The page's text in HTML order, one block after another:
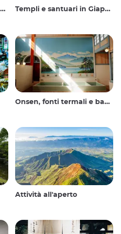
Templi e santuari in Giappone
Onsen, fonti termali e bagni pubblici
Attività all'aperto